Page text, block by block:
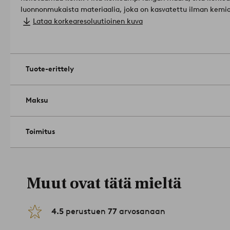
luonnonmukaista materiaalia, joka on kasvatettu ilman
muuntogeenisiä eliöitä.
Materiaali: 100% Puuvilla.
alalla. Mitä suurempi langantiheys, sitä laadukkaampi
valkaisuainetta. Rumpukuivaa keskilämmöllä. Silitys
Lataa korkearesoluutioinen kuva
Tuote-erittely
Maksu
Toimitus
Muut ovat tätä mieltä
4.5 perustuen 77 arvosanaan